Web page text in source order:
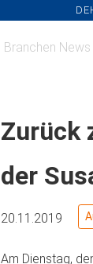
Branchen News
Zurück
der
20.11.2019
Am Dienstag,